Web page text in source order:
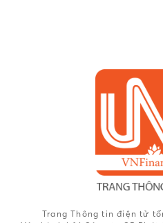
Trang Thông tin điện tử